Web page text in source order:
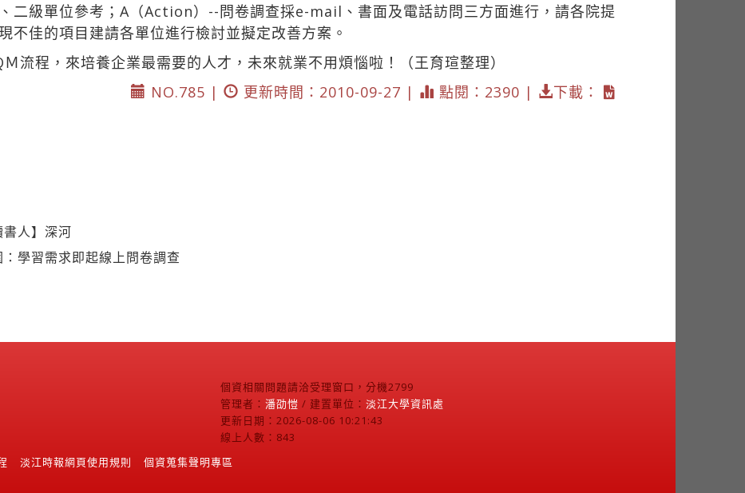
二級單位參考；A（Action）--問卷調查採e-mail、書面及電話訪問三方面進行，請各院提
不佳的項目建請各單位進行檢討並擬定改善方案。
流程，來培養企業最需要的人才，未來就業不用煩惱啦！（王育瑄整理）
NO.785 |
更新時間：2010-09-27 | 點閱：2390 | 下載：
人】深河
學習需求即起線上問卷調查
個資相關問題請洽受理窗口，分機2799
管理者： 潘劭愷 / 建置單位： 淡江大學資訊處
更新日期：2026-08-06 10:21:43
線上人數：843
淡江時報網頁使用規則 個資蒐集聲明專區